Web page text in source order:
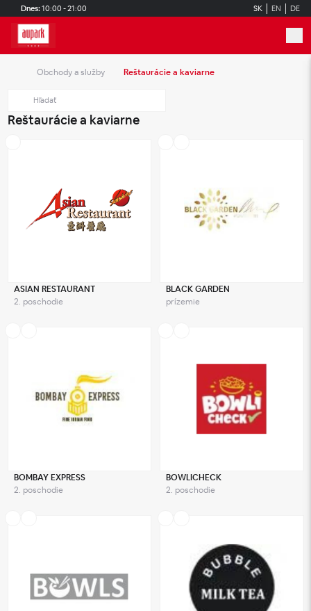
Skip to main content
Dnes: 10:00 - 21:00 SK EN DE
Obchody a služby Reštaurácie a kaviarne
Reštaurácie a kaviarne
ASIAN RESTAURANT
2. poschodie
BLACK GARDEN
prízemie
BOMBAY EXPRESS
2. poschodie
BOWLICHECK
2. poschodie